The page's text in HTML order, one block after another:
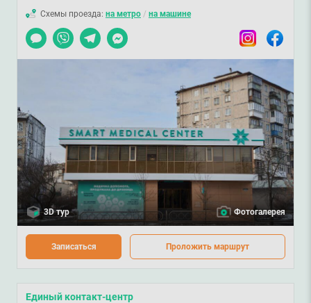
Схемы проезда: на метро / на машине
Чат
Viber TelegramMessenger InstagramFacebook
3D тур Фотогалерея
Записаться Проложить маршрут
Единый контакт-центр